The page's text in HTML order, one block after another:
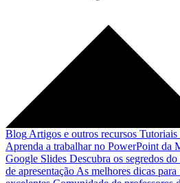
Blog Artigos e outros recursos
Aprenda a trabalhar no PowerPoint da
Google Slides Descubra os segredos
de apresentação As melhores dicas para